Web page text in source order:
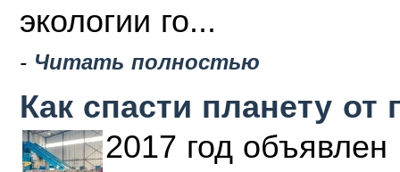
экологии го...
- Читать полностью
Как спасти планету от
2017 год объявлен